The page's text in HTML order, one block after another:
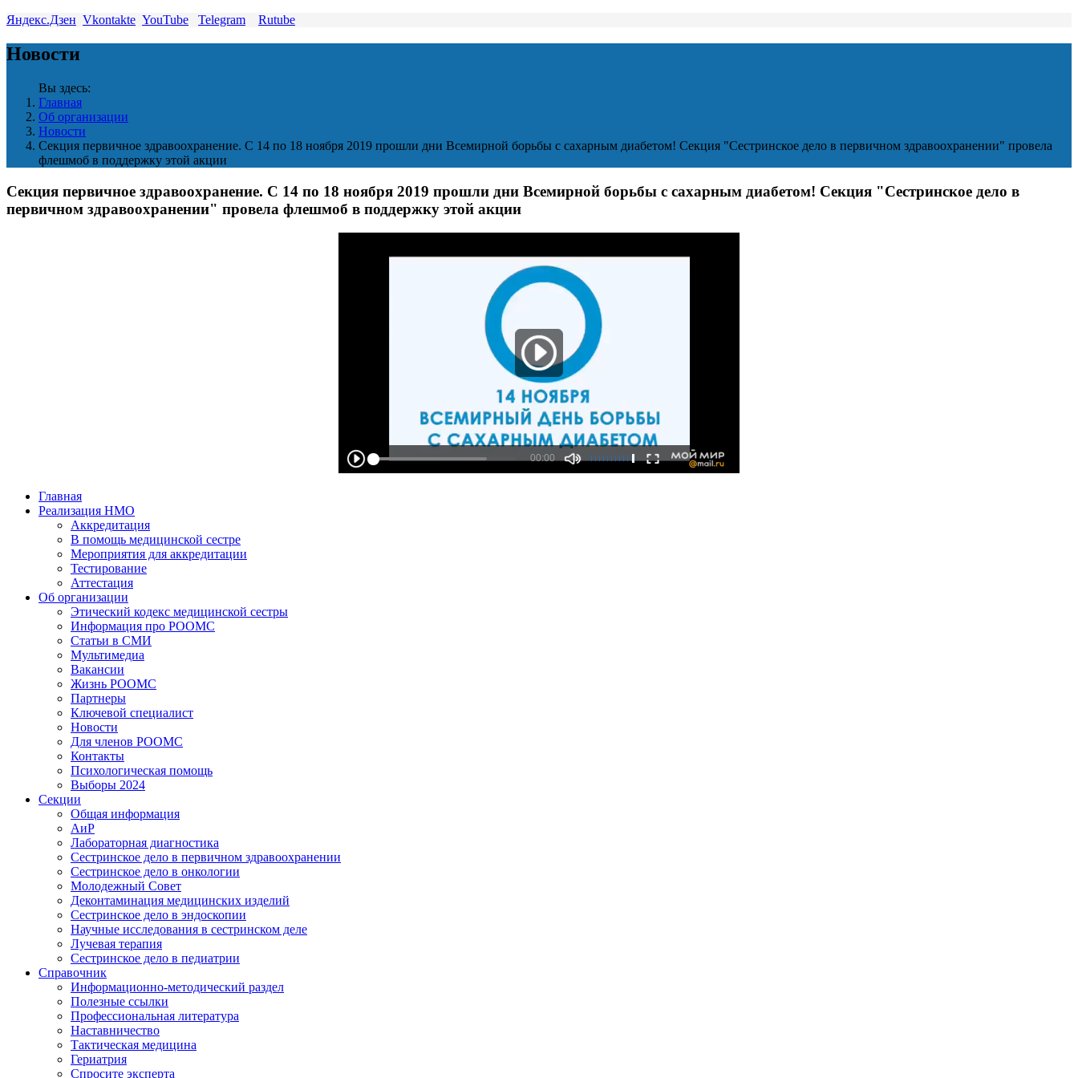
Яндекс.Дзен Vkontakte YouTube Telegram Rutube
Новости
Вы здесь:
Главная
Об организации
Новости
Секция первичное здравоохранение. С 14 по 18 ноября 2019 прошли дни Всемирной борьбы с сахарным диабетом! Cекция "Сестринское дело в первичном здравоохранении" провела
флешмоб в поддержку этой акции
Секция первичное здравоохранение. С 14 по 18 ноября 2019 прошли дни Всемирной борьбы с сахарным диабетом! Cекция "Сестринское дело в
первичном здравоохранении" провела флешмоб в поддержку этой акции
Главная
Реализация НМО
Аккредитация
В помощь медицинской сестре
Мероприятия для аккредитации
Тестирование
Аттестация
Об организации
Этический кодекс медицинской сестры
Информация про РООМС
Статьи в СМИ
Мультимедиа
Вакансии
Жизнь РООМС
Партнеры
Ключевой специалист
Новости
Для членов РООМС
Контакты
Психологическая помощь
Выборы 2024
Секции
Общая информация
АиР
Лабораторная диагностика
Сестринское дело в первичном здравоохранении
Сестринское дело в онкологии
Молодежный Совет
Деконтаминация медицинских изделий
Сестринское дело в эндоскопии
Научные исследования в сестринском деле
Лучевая терапия
Сестринское дело в педиатрии
Справочник
Информационно-методический раздел
Полезные ссылки
Профессиональная литература
Наставничество
Тактическая медицина
Гериатрия
Спросите эксперта